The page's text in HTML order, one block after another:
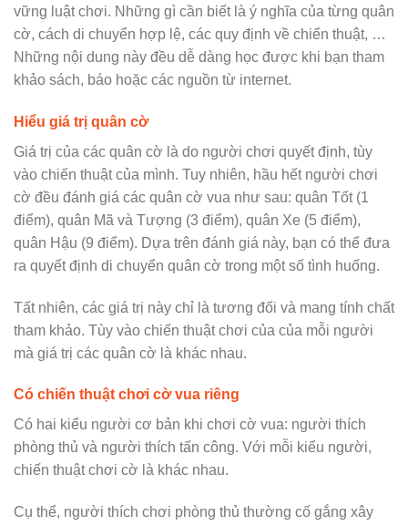
vững luật chơi. Những gì cần biết là ý nghĩa của từng quân
cờ, cách di chuyển hợp lệ, các quy định về chiến thuật, …
Những nội dung này đều dễ dàng học được khi bạn tham
khảo sách, báo hoặc các nguồn từ internet.
Hiểu giá trị quân cờ
Giá trị của các quân cờ là do người chơi quyết định, tùy
vào chiến thuật của mình. Tuy nhiên, hầu hết người chơi
cờ đều đánh giá các quân cờ vua như sau: quân Tốt (1
điểm), quân Mã và Tượng (3 điểm), quân Xe (5 điểm),
quân Hậu (9 điểm). Dựa trên đánh giá này, bạn có thể đưa
ra quyết định di chuyển quân cờ trong một số tình huống.
Tất nhiên, các giá trị này chỉ là tương đối và mang tính chất
tham khảo. Tùy vào chiến thuật chơi của của mỗi người
mà giá trị các quân cờ là khác nhau.
Có chiến thuật chơi cờ vua riêng
Có hai kiểu người cơ bản khi chơi cờ vua: người thích
phòng thủ và người thích tấn công. Với mỗi kiểu người,
chiến thuật chơi cờ là khác nhau.
Cụ thể, người thích chơi phòng thủ thường cố gắng xây